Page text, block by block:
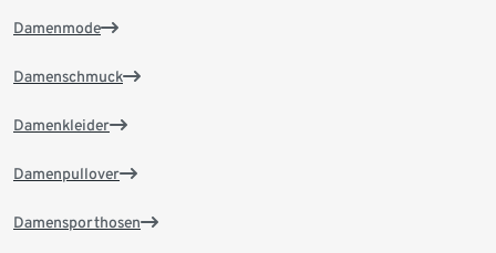
Damenmode
Damenschmuck
Damenkleider
Damenpullover
Damensporthosen